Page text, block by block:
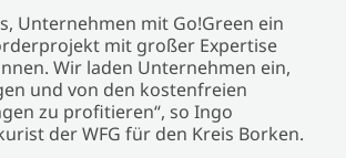
Unternehmen mit Go!Green ein
mit großer Expertise
Wir laden Unternehmen ein,
und von den kostenfreien
zu profitieren“, so Ingo
der WFG für den Kreis Borken.